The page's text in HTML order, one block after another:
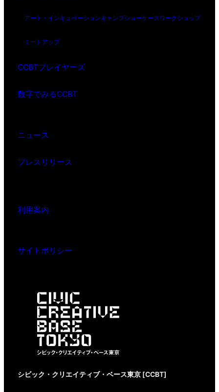
アート・インキュベーションキャンプショーケースワークショップ
ミートアップ
CCBTプレイヤーズ
数字でみるCCBT
ニュース
プレスリリース
利用案内
サイトポリシー
シビック・クリエイティブ・ベース東京 [CCBT]